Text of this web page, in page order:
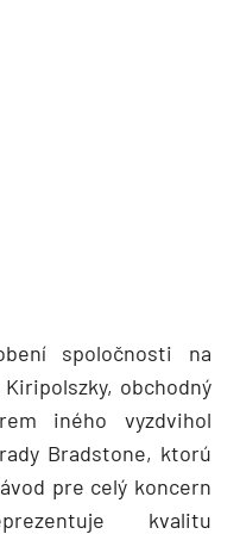
spoločnosti na
obchodný
iného vyzdvihol
Bradstone, ktorú
pre celý koncern
kvalitu